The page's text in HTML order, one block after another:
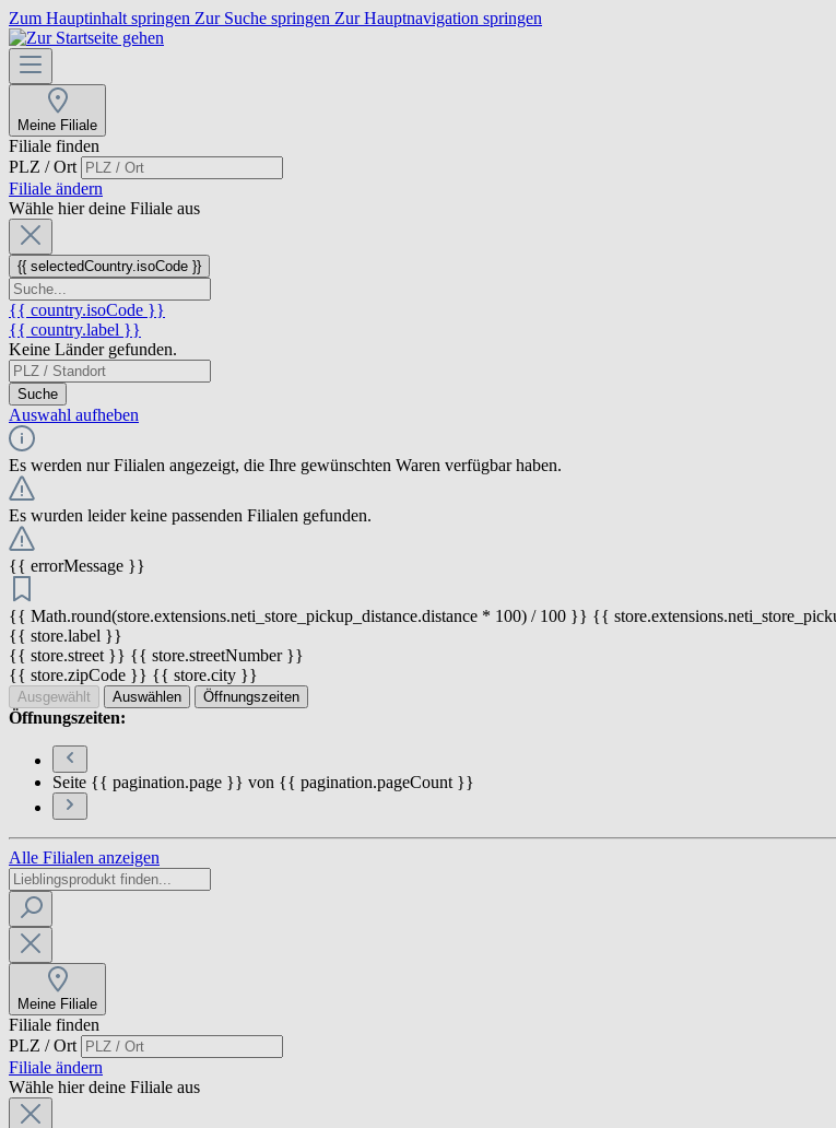
Zum Hauptinhalt springen Zur Suche springen Zur Hauptnavigation springen
Meine Filiale
Filiale finden
PLZ / Ort
Filiale ändern
Wähle hier deine Filiale aus
{{ selectedCountry.isoCode }}
{{ country.isoCode }}
{{ country.label }}
Keine Länder gefunden.
Suche
Auswahl aufheben
Es werden nur Filialen angezeigt, die Ihre gewünschten Waren verfügbar haben.
Es wurden leider keine passenden Filialen gefunden.
{{ errorMessage }}
{{ Math.round(store.extensions.neti_store_pickup_distance.distance * 100) / 100 }} {{
{{ store.label }}
{{ store.street }} {{ store.streetNumber }}
{{ store.zipCode }} {{ store.city }}
Ausgewählt Auswählen Öffnungszeiten
Öffnungszeiten:
Seite {{ pagination.page }} von {{ pagination.pageCount }}
Alle Filialen anzeigen
Meine Filiale
Filiale finden
PLZ / Ort
Filiale ändern
Wähle hier deine Filiale aus